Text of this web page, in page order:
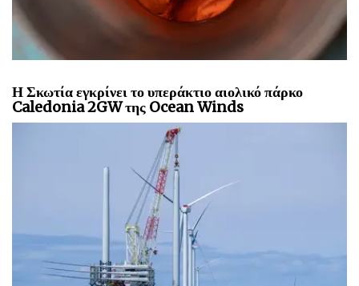
Η Σκωτία εγκρίνει το υπεράκτιο αιολικό πάρκο
Caledonia 2GW της Ocean Winds